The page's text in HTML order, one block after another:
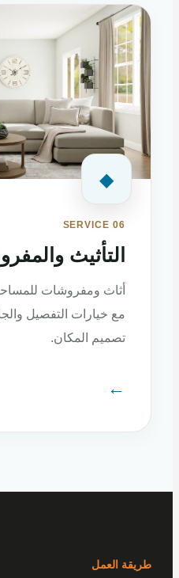
◆
SERVICE 06
التأثيث والمفروشات
أثاث ومفروشات للمساحات
مع خيارات التفصيل والجاهز
تصميم المكان.
العمل